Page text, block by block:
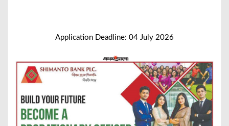
Application Deadline: 04 July 2026